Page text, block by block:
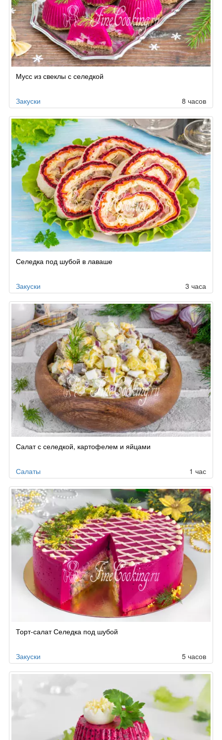
Мусс из свеклы с селедкой
Закуски 8 часов
Селедка под шубой в лаваше
Закуски 3 часа
Салат с селедкой, картофелем и яйцами
Салаты 1 час
Торт-салат Селедка под шубой
Закуски 5 часов